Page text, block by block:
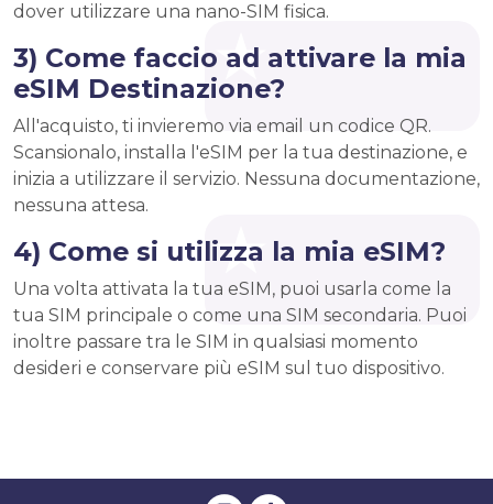
dover utilizzare una nano-SIM fisica.
3) Come faccio ad attivare la mia
eSIM Destinazione?
All'acquisto, ti invieremo via email un codice QR.
Scansionalo, installa l'eSIM per la tua destinazione, e
inizia a utilizzare il servizio. Nessuna documentazione,
nessuna attesa.
4) Come si utilizza la mia eSIM?
Una volta attivata la tua eSIM, puoi usarla come la
tua SIM principale o come una SIM secondaria. Puoi
inoltre passare tra le SIM in qualsiasi momento
desideri e conservare più eSIM sul tuo dispositivo.